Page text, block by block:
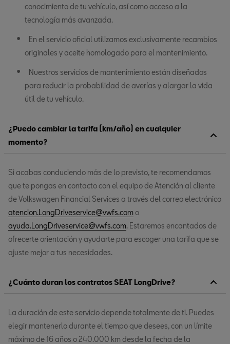
conocimiento de tu vehículo, así como acceso a la
tecnología más avanzada.
En el servicio oficial utilizamos exclusivamente recambios
originales y aceite homologado para el mantenimiento.
Nuestros servicios de mantenimiento están diseñados
para reducir la probabilidad de averías y alargar la vida
útil de tu vehículo.
¿Puedo cambiar la tarifa (km/año) en cualquier
momento?
Si acabas conduciendo más de lo previsto, te recomendamos
que te pongas en contacto con el equipo de Atención al cliente
de Volkswagen Financial Services a través del correo electrónico
atencion.LongDriveservice@vwfs.como
ayuda.LongDriveservice@vwfs.com. Estaremos encantados de
ofrecerte orientación y ayudarte para escoger una tarifa que se
ajuste mejor a tus necesidades.
¿Cuánto duran los contratos SEAT LongDrive?
La duración de este servicio depende totalmente de ti. Puedes
elegir mantenerlo durante el tiempo que desees, con un límite
máximo de 16 años o 240.000 km desde la fecha de la